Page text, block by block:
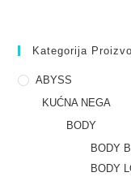
Kategorija
ABYSS
KUĆNA NEGA
BODY
BODY
BODY